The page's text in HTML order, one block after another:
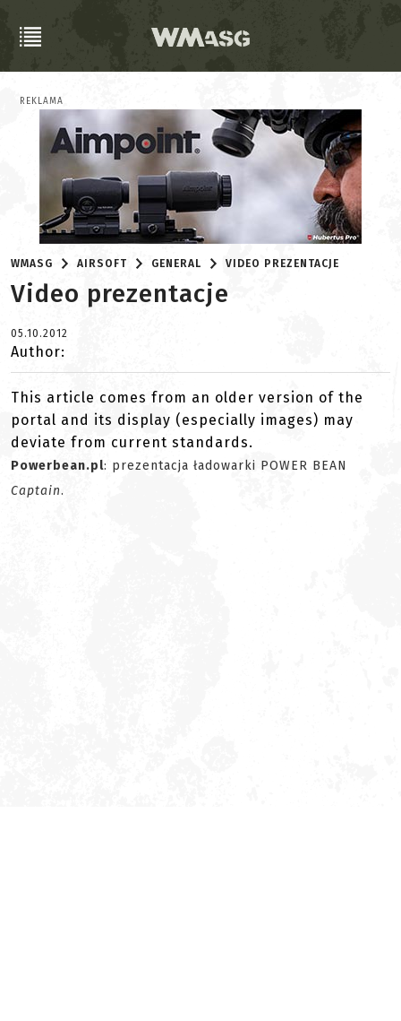
REKLAMA
WMASG AIRSOFT GENERAL VIDEO PREZENTACJE
Video prezentacje
05.10.2012
Author:
This article comes from an older version of the
portal and its display (especially images) may
deviate from current standards.
Powerbean.pl: prezentacja ładowarki POWER BEAN
Captain.